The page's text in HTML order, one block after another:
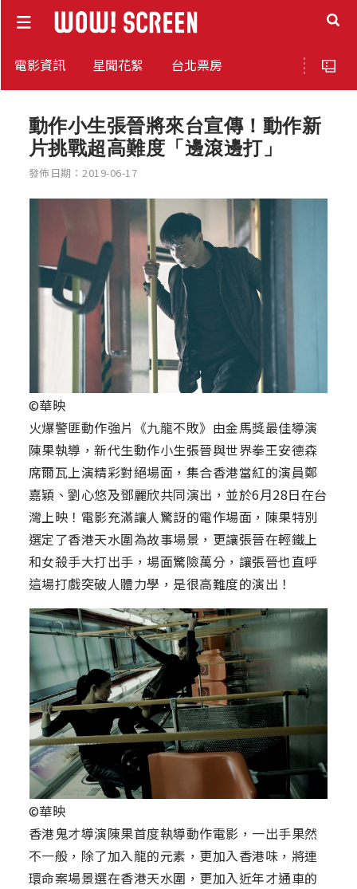
電影資訊 星聞花絮 台北票房
動作小生張晉將來台宣傳！動作新
片挑戰超高難度「邊滾邊打」
發佈日期：2019-06-17
©華映
火爆警匪動作強片《九龍不敗》由金馬獎最佳導演
陳果執導，新代生動作小生張晉與世界拳王安德森
席爾瓦上演精彩對絕場面，集合香港當紅的演員鄭
嘉穎、劉心悠及鄧麗欣共同演出，並於6月28日在台
灣上映！電影充滿讓人驚訝的電作場面，陳果特別
選定了香港天水圍為故事場景，更讓張晉在輕鐵上
和女殺手大打出手，場面驚險萬分，讓張晉也直呼
這場打戲突破人體力學，是很高難度的演出！
©華映
香港鬼才導演陳果首度執導動作電影，一出手果然
不一般，除了加入龍的元素，更加入香港味，將連
環命案場景選在香港天水圍，更加入近年才通車的